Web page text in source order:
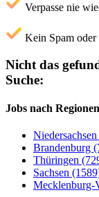
Verpasse nie
Kein Spam
Nicht das
Suche:
Jobs nach Regionen
Brandenburg
Thüringen
Sachsen
Mecklenburg-